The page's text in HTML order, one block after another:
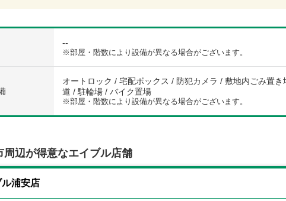
--
※部屋・階数により設備が異なる場合がございます。
オートロック / 宅配ボックス / 防犯カメラ / 敷地内ごみ置
道 / 駐輪場 / バイク置場
※部屋・階数により設備が異なる場合がございます。
周辺が得意なエイブル店舗
浦安店